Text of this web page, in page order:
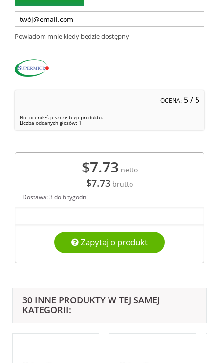
Powiadom mnie kiedy będzie dostępny
OCENA: 5/ 5
Nie oceniłeś jeszcze tego produktu.
Liczba oddanych głosów: 1
$7.73 netto
$7.73 brutto
Dostawa: 3 do 6 tygodni
Zapytaj o produkt
30 INNE PRODUKTY W TEJ SAMEJ
KATEGORII: